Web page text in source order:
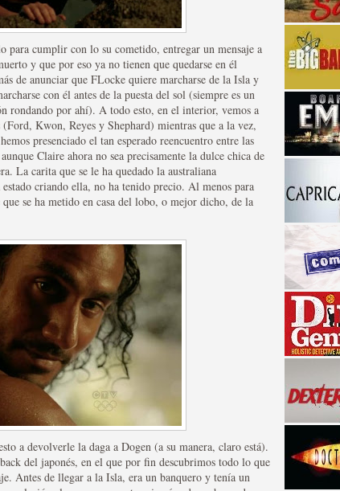
están en peligro de
la "verdad"
para cumplir con lo su cometido, entregar un mensaje a
y que por eso ya no tienen que quedarse en él
de anunciar que FLocke quiere marcharse de la Isla y
con él antes de la puesta del sol (siempre es un
rondando por ahí). A todo esto, en el interior, vemos a
Kwon, Reyes y Shephard) mientras que a la vez,
presenciado el tan esperado reencuentro entre las
Claire ahora no sea precisamente la dulce chica de
La carita que se le ha quedado la australiana
criando ella, no ha tenido precio. Al menos para
se ha metido en casa del lobo, o mejor dicho, de la
a devolverle la daga a Dogen (a su manera, claro está).
del japonés, en el que por fin descubrimos todo lo que
Antes de llegar a la Isla, era un banquero y tenía un